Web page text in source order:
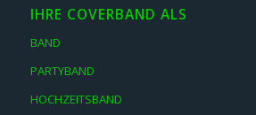
IHRE COVERBAND ALS
BAND
PARTYBAND
HOCHZEITSBAND